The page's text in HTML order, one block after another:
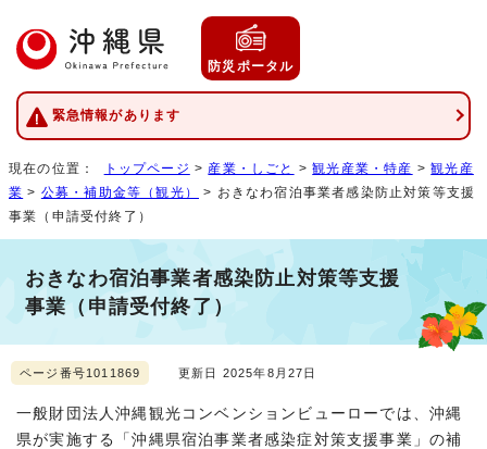
防災ポータル
緊急情報があります
現在の位置： トップページ > 産業・しごと >観光産業・特産 >観光産
業 > 公募・補助金等（観光）
> おきなわ宿泊事業者感染防止対策等支援
事業（申請受付終了）
おきなわ宿泊事業者感染防止対策等支援
事業（申請受付終了）
ページ番号1011869 更新日 2025年8月27日
一般財団法人沖縄観光コンベンションビューローでは、沖縄
県が実施する「沖縄県宿泊事業者感染症対策支援事業」の補